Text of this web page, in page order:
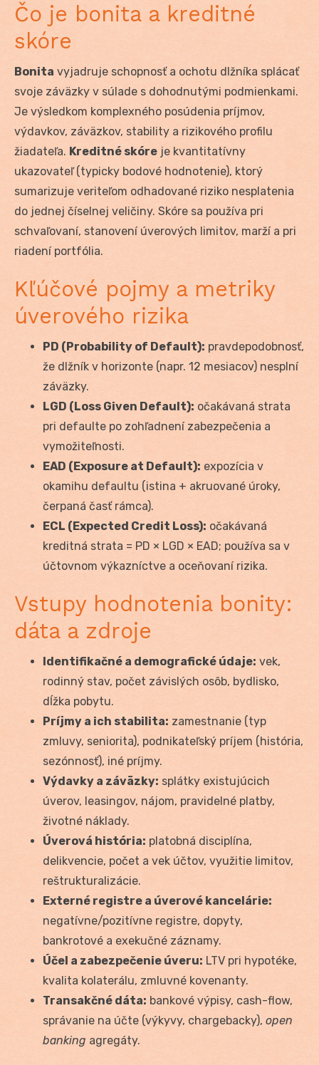
Čo je bonita a kreditné
skóre
Bonita vyjadruje schopnosť a ochotu dlžníka splácať
svoje záväzky v súlade s dohodnutými podmienkami.
Je výsledkom komplexného posúdenia príjmov,
výdavkov, záväzkov, stability a rizikového profilu
žiadateľa. Kreditné skóre je kvantitatívny
ukazovateľ (typicky bodové hodnotenie), ktorý
sumarizuje veriteľom odhadované riziko nesplatenia
do jednej číselnej veličiny. Skóre sa používa pri
schvaľovaní, stanovení úverových limitov, marží a pri
riadení portfólia.
Kľúčové pojmy a metriky
úverového rizika
PD (Probability of Default): pravdepodobnosť,
že dlžník v horizonte (napr. 12 mesiacov) nesplní
záväzky.
LGD (Loss Given Default): očakávaná strata
pri defaulte po zohľadnení zabezpečenia a
vymožiteľnosti.
EAD (Exposure at Default): expozícia v
okamihu defaultu (istina + akruované úroky,
čerpaná časť rámca).
ECL (Expected Credit Loss): očakávaná
kreditná strata = PD × LGD × EAD; používa sa v
účtovnom výkazníctve a oceňovaní rizika.
Vstupy hodnotenia bonity:
dáta a zdroje
Identifikačné a demografické údaje: vek,
rodinný stav, počet závislých osôb, bydlisko,
dĺžka pobytu.
Príjmy a ich stabilita: zamestnanie (typ
zmluvy, seniorita), podnikateľský príjem (história,
sezónnosť), iné príjmy.
Výdavky a záväzky: splátky existujúcich
úverov, leasingov, nájom, pravidelné platby,
životné náklady.
Úverová história: platobná disciplína,
delikvencie, počet a vek účtov, využitie limitov,
reštrukturalizácie.
Externé registre a úverové kancelárie:
negatívne/pozitívne registre, dopyty,
bankrotové a exekučné záznamy.
Účel a zabezpečenie úveru: LTV pri hypotéke,
kvalita kolaterálu, zmluvné kovenanty.
Transakčné dáta: bankové výpisy, cash-flow,
správanie na účte (výkyvy, chargebacky), open
banking agregáty.